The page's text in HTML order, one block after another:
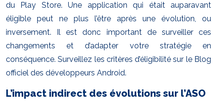
du Play Store. Une application qui était auparavant
éligible peut ne plus l’être après une évolution, ou
inversement. Il est donc important de surveiller ces
changements et d’adapter votre stratégie en
conséquence. Surveillez les critères d’éligibilité sur le Blog
officiel des développeurs Android.
L’impact indirect des évolutions sur l’ASO